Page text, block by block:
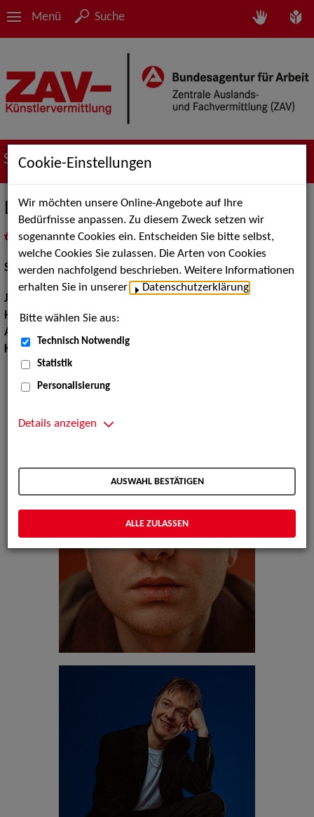
Menü Suche
Suche nach Künstler*innen
Laurids Schürmann
als PDF speichern
inMeine Merklistelegen
Schauspiel:Bühne
Jahrgang:
Haarfarbe:blond
Augenfarbe:
Körpergröße:
Cookie-Einstellungen
Wir möchten unsere Online-Angebote auf Ihre
Bedürfnisse anpassen. Zu diesem Zweck setzen wir
sogenannte Cookies ein. Entscheiden Sie bitte selbst,
welche Cookies Sie zulassen. Die Arten von Cookies
werden nachfolgend beschrieben. Weitere Informationen
erhalten Sie in unserer
Datenschutzerklärung
Bitte wählen Sie aus:
Technisch Notwendig
Statistik
Personalisierung
Details anzeigen
AUSWAHL BESTÄTIGEN
ALLE ZULASSEN